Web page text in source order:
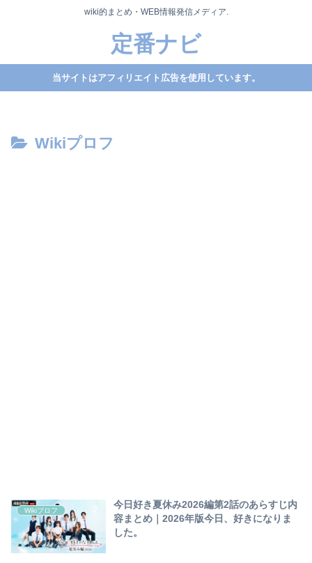
wiki的まとめ・WEB情報発信メディア.
定番ナビ
当サイトはアフィリエイト広告を使用しています。
Wikiプロフ
Wikiプロフ
今日好き夏休み2026編第2話のあらすじ内
容まとめ｜2026年版今日、好きになりま
した。